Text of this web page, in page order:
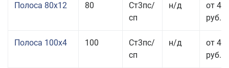
Полоса 80x12 80
Ст3пс/
сп
н/д
от 46
руб.
Полоса 100x4 100
Ст3пс/
сп
н/д
от 44
руб.